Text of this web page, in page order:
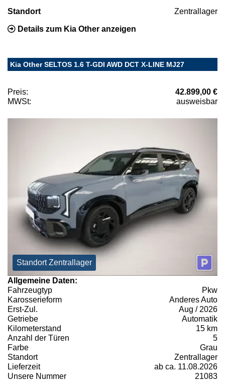
Standort Zentrallager
Details zum Kia Other anzeigen
Kia Other SELTOS 1.6 T-GDI AWD DCT X-LINE MJ27
Preis:
42.899,00 €
MWSt:
ausweisbar
Standort Zentrallager
Allgemeine Daten:
Fahrzeugtyp
Pkw
Karosserieform
Anderes Auto
Erst-Zul.
Aug / 2026
Getriebe
Automatik
Kilometerstand
15 km
Anzahl der Türen
5
Farbe
Grau
Standort
Zentrallager
Lieferzeit
ab ca. 11.08.2026
Unsere Nummer
21083